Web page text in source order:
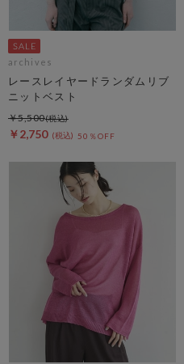
archives
レースレイヤードランダムリブ
ニットベスト
￥2,750 50％OFF
￥5,500